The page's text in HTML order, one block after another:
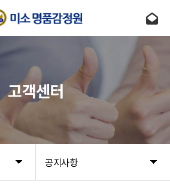
공지사항
고객센터